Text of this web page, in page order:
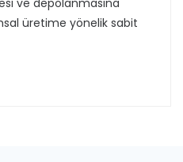
ve depolanmasına
üretime yönelik sabit